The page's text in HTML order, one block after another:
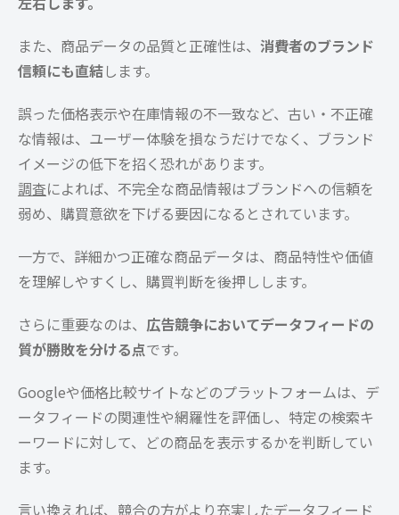
また、商品データの品質と正確性は、 消費者のブランド
信頼にも直結します。
誤った価格表示や在庫情報の不一致など、古い・不正確
な情報は、ユーザー体験を損なうだけでなく、ブランド
イメージの低下を招く恐れがあります。
調査によれば、不完全な商品情報はブランドへの信頼を
弱め、購買意欲を下げる要因になるとされています。
一方で、詳細かつ正確な商品データは、商品特性や価値
を理解しやすくし、購買判断を後押しします。
さらに重要なのは、 広告競争においてデータフィードの
質が勝敗を分ける点です。
Googleや価格比較サイトなどのプラットフォームは、デ
ータフィードの関連性や網羅性を評価し、特定の検索キ
ーワードに対して、どの商品を表示するかを判断してい
ます。
言い換えれば、競合の方がより充実したデータフィード